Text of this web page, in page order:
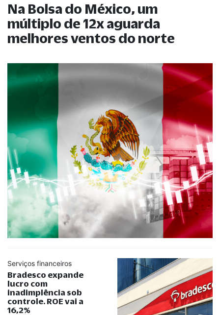
Na Bolsa do México, um
múltiplo de 12x aguarda
melhores ventos do norte
Serviços financeiros
Bradesco expande
lucro com
inadimplência sob
controle. ROE vai a
16,2%